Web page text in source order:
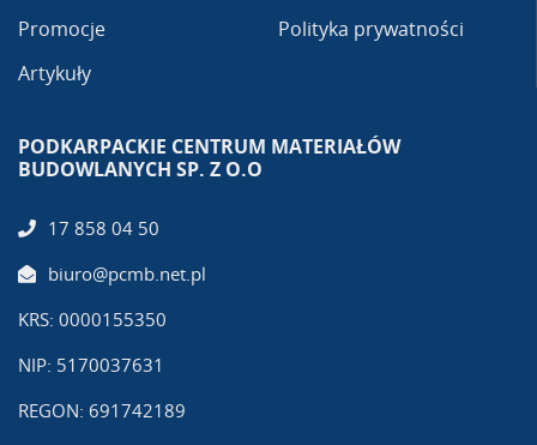
Promocje
Artykuły
Polityka prywatności
PODKARPACKIE CENTRUM MATERIAŁÓW
BUDOWLANYCH SP. Z O.O
17 858 04 50
biuro@pcmb.net.pl
KRS: 0000155350
NIP: 5170037631
REGON: 691742189